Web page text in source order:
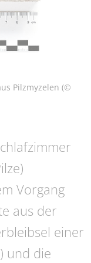
Pilzmyzelen (©
Vorgang
aus der
einer
und die